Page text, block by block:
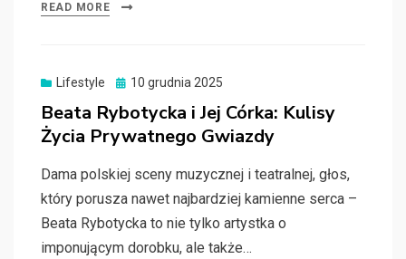
READ MORE
Lifestyle
Posted
10 grudnia 2025
Beata Rybotycka i Jej Córka: Kulisy
Życia Prywatnego Gwiazdy
Dama polskiej sceny muzycznej i teatralnej, głos,
który porusza nawet najbardziej kamienne serca –
Beata Rybotycka to nie tylko artystka o
imponującym dorobku, ale także…